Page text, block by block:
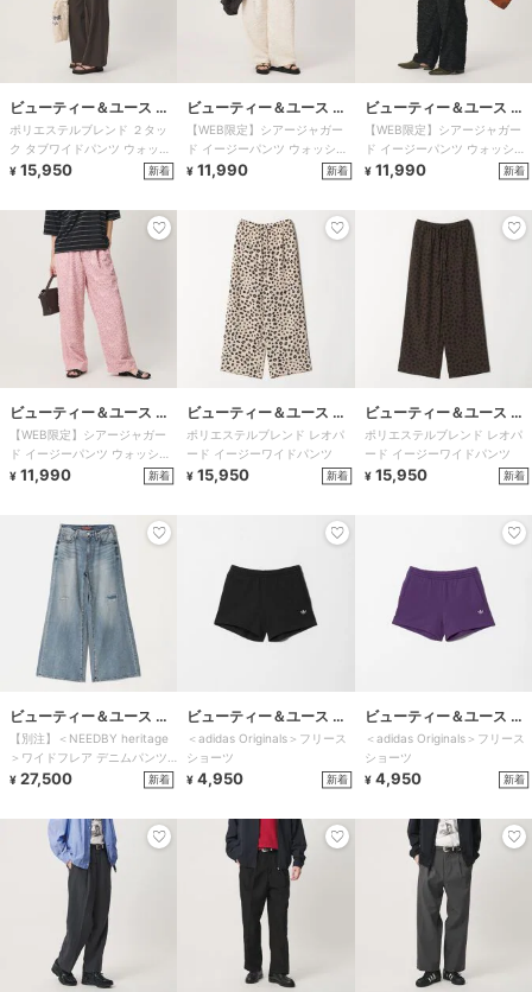
ビューティー＆ユース ユ
ナイテッドアローズ
ポリエステルブレンド ２タッ
ク タブワイドパンツ ウォッシ
ャブル 防シワ
¥ 15,950 新着
ビューティー＆ユース ユ
ナイテッドアローズ
【WEB限定】シアージャガー
ド イージーパンツ ウォッシャ
ブル
¥ 11,990 新着
ビューティー＆ユース ユ
ナイテッドアローズ
【WEB限定】シアージャガー
ド イージーパンツ ウォッシャ
ブル
¥ 11,990 新着
ビューティー＆ユース ユ
ナイテッドアローズ
【WEB限定】シアージャガー
ド イージーパンツ ウォッシャ
ブル
¥ 11,990 新着
ビューティー＆ユース ユ
ナイテッドアローズ
ポリエステルブレンド レオパ
ード イージーワイドパンツ
¥ 15,950 新着
ビューティー＆ユース ユ
ナイテッドアローズ
ポリエステルブレンド レオパ
ード イージーワイドパンツ
¥ 15,950 新着
ビューティー＆ユース ユ
ナイテッドアローズ
【別注】＜NEEDBY heritage
＞ワイドフレア デニムパンツ/
コバルト
¥ 27,500 新着
ビューティー＆ユース ユ
ナイテッドアローズ
＜adidas Originals＞フリース
ショーツ
¥ 4,950 新着
ビューティー＆ユース ユ
ナイテッドアローズ
＜adidas Originals＞フリース
ショーツ
¥ 4,950 新着